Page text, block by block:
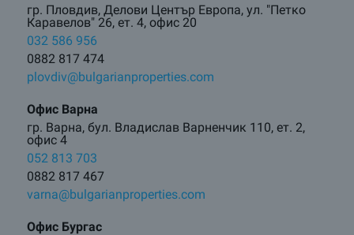
гр. Пловдив, Делови Център Европа, ул. "Петко
Каравелов" 26, ет. 4, офис 20
032 586 956
0882 817 474
plovdiv@bulgarianproperties.com
Офис Варна
гр. Варна, бул. Владислав Варненчик 110, ет. 2,
офис 4
052 813 703
0882 817 467
varna@bulgarianproperties.com
Офис Бургас